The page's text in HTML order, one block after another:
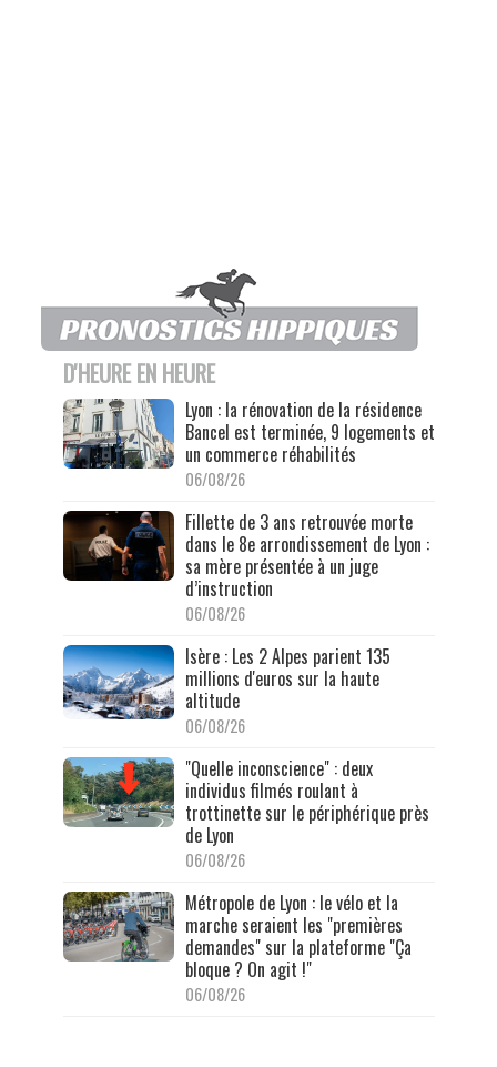
D'HEURE EN HEURE
Lyon : la rénovation de la résidence
Bancel est terminée, 9 logements et
un commerce réhabilités
06/08/26
Fillette de 3 ans retrouvée morte
dans le 8e arrondissement de Lyon :
sa mère présentée à un juge
d’instruction
06/08/26
Isère : Les 2 Alpes parient 135
millions d'euros sur la haute
altitude
06/08/26
"Quelle inconscience" : deux
individus filmés roulant à
trottinette sur le périphérique près
de Lyon
06/08/26
Métropole de Lyon : le vélo et la
marche seraient les "premières
demandes" sur la plateforme "Ça
bloque ? On agit !"
06/08/26